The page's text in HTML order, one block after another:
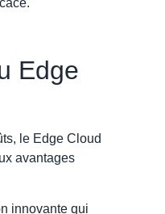
Edge
le Edge Cloud
avantages
innovante qui